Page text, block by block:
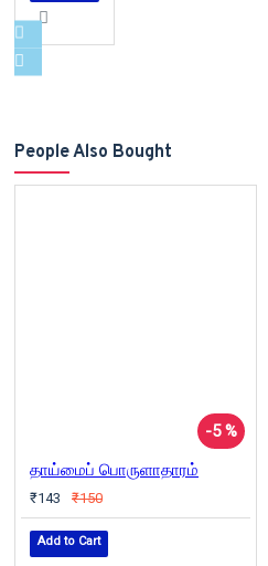
People Also Bought
-5 %
தாய்மைப் பொருளாதாரம்
₹143 ₹150
Add to Cart